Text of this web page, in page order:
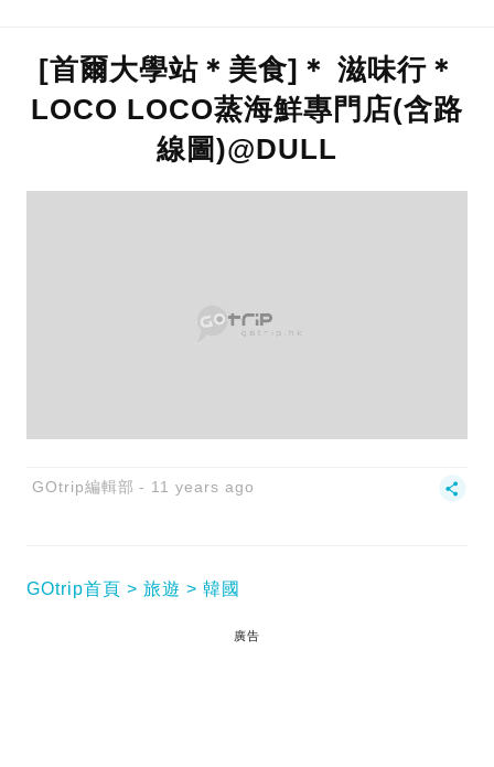
[首爾大學站＊美食]＊ 滋味行＊
LOCO LOCO蒸海鮮專門店(含路
線圖)@DULL
GOtrip編輯部 11 years ago
GOtrip首頁 旅遊 韓國
廣告